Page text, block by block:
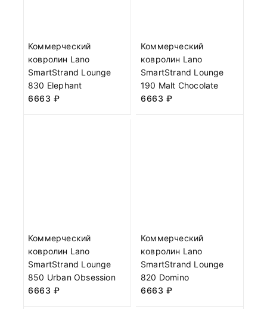
Коммерческий
ковролин Lano
SmartStrand Lounge
830 Elephant
6663 ₽
Коммерческий
ковролин Lano
SmartStrand Lounge
190 Malt Chocolate
6663 ₽
Коммерческий
ковролин Lano
SmartStrand Lounge
850 Urban Obsession
6663 ₽
Коммерческий
ковролин Lano
SmartStrand Lounge
820 Domino
6663 ₽